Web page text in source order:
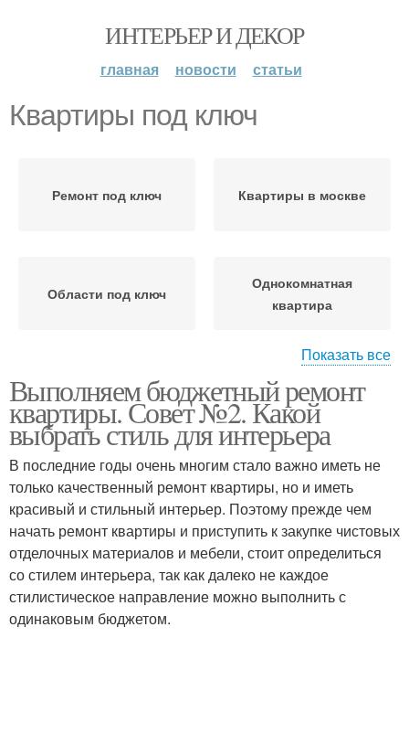
ИНТЕРЬЕР И ДЕКОР
главная новости статьи
Квартиры под ключ
Ремонт под ключ Квартиры в москве
Области под ключ
Однокомнатная
квартира
Квартиры по
себестоимости
Квартиры в краснодаре
Однокомнатные
квартиры
Квартиры под сдачу
Ремонт в квартире Идеальная квартира
Показать все
Выполняем бюджетный ремонт
квартиры. Совет №2. Какой
выбрать стиль для интерьера
В последние годы очень многим стало важно иметь не
только качественный ремонт квартиры, но и иметь
красивый и стильный интерьер. Поэтому прежде чем
начать ремонт квартиры и приступить к закупке чистовых
отделочных материалов и мебели, стоит определиться
со стилем интерьера, так как далеко не каждое
стилистическое направление можно выполнить с
одинаковым бюджетом.